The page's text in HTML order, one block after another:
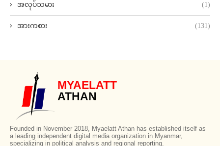
အလုပ်သမား (1)
အားကစား (131)
MYAELATT
ATHAN
Founded in November 2018, Myaelatt Athan has established itself as
a leading independent digital media organization in Myanmar,
specializing in political analysis and regional reporting.